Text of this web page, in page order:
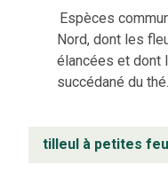
Espèces
Nord, dont les
élancées et dont
succédané du thé.
tilleul à petites